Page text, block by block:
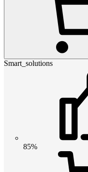
Smart_solutions
85%